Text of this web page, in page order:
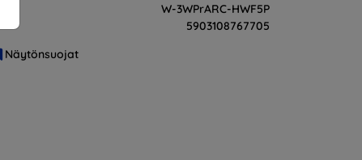
W-3WPrARC-HWF5P
5903108767705
Näytönsuojat